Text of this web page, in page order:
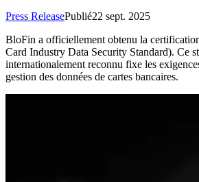
Press ReleasePublié22 sept. 2025
BloFin a officiellement obtenu la
Card Industry Data Security Standard). Ce
internationalement reconnu fixe les
gestion des données de cartes bancaires.